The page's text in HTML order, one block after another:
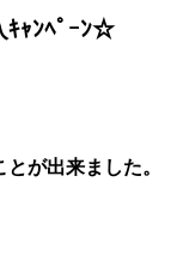
ｷｬﾝﾍﾟｰﾝ☆
が出来ました。